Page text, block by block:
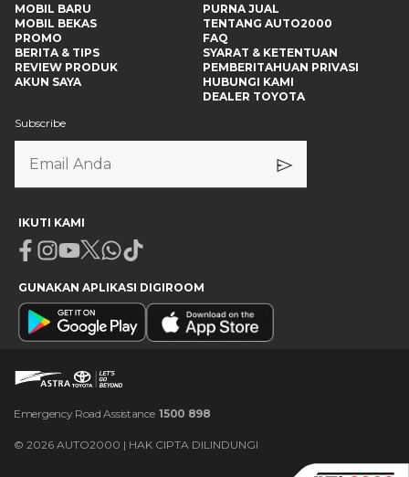
MOBIL BARU
MOBIL BEKAS
PROMO
BERITA & TIPS
REVIEW PRODUK
AKUN SAYA
PURNA JUAL
TENTANG AUTO2000
FAQ
SYARAT & KETENTUAN
PEMBERITAHUAN PRIVASI
HUBUNGI KAMI
DEALER TOYOTA
Subscribe
IKUTI KAMI
Facebook
Instagram
Youtube
X Whatsapp
Tiktok
GUNAKAN APLIKASI DIGIROOM
Emergency Road Assistance 1500 898
© 2026 AUTO2000 | HAK CIPTA DILINDUNGI